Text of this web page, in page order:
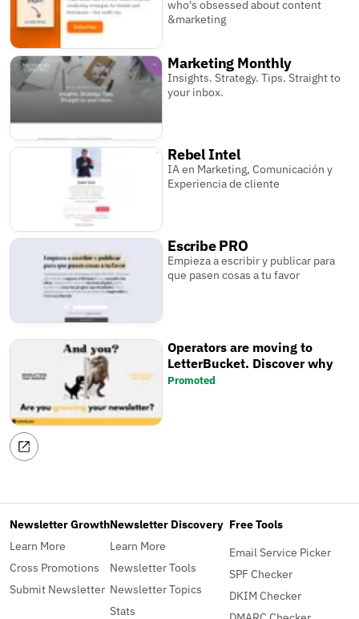
who's obsessed about content
&marketing
Marketing Monthly
Insights. Strategy. Tips. Straight to
your inbox.
Rebel Intel
IA en Marketing, Comunicación y
Experiencia de cliente
Escribe PRO
Empieza a escribir y publicar para
que pasen cosas a tu favor
Operators are moving to
LetterBucket. Discover why
Promoted
Newsletter Growth
Learn More
Cross Promotions
Submit Newsletter
Newsletter Discovery
Learn More
Newsletter Tools
Newsletter Topics
Stats
Free Tools
Email Service Picker
SPF Checker
DKIM Checker